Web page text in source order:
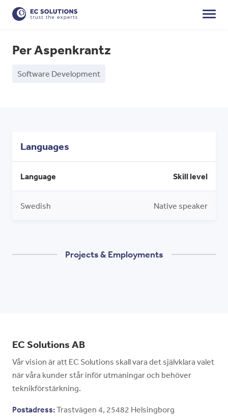
Per Aspenkrantz
Software Development
Languages
Language Skill level
Swedish Native speaker
Projects & Employments
EC Solutions AB
Vår vision är att EC Solutions skall vara det självklara valet
när våra kunder står inför utmaningar och behöver
teknikförstärkning.
Postadress:Trastvägen 4, 25482 Helsingborg